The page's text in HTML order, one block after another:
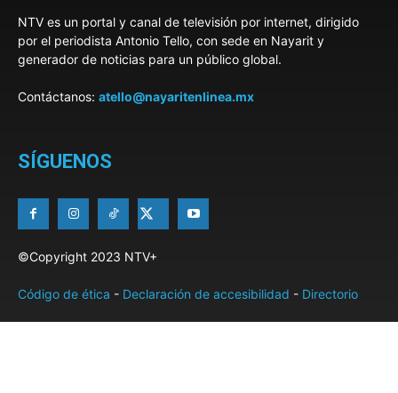
NTV es un portal y canal de televisión por internet, dirigido
por el periodista Antonio Tello, con sede en Nayarit y
generador de noticias para un público global.
Contáctanos: atello@nayaritenlinea.mx
SÍGUENOS
©Copyright 2023 NTV+
Código de ética - Declaración de accesibilidad - Directorio